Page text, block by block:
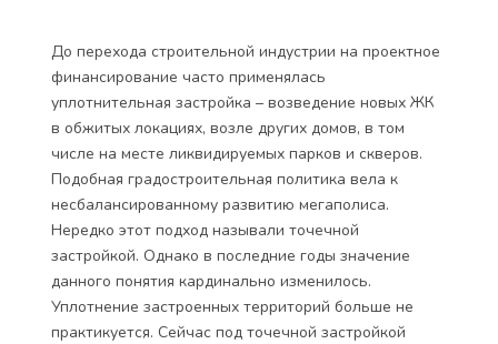
До перехода строительной индустрии на проектное
финансирование часто применялась
уплотнительная застройка – возведение новых ЖК
в обжитых локациях, возле других домов, в том
числе на месте ликвидируемых парков и скверов.
Подобная градостроительная политика вела к
несбалансированному развитию мегаполиса.
Нередко этот подход называли точечной
застройкой. Однако в последние годы значение
данного понятия кардинально изменилось.
Уплотнение застроенных территорий больше не
практикуется. Сейчас под точечной застройкой